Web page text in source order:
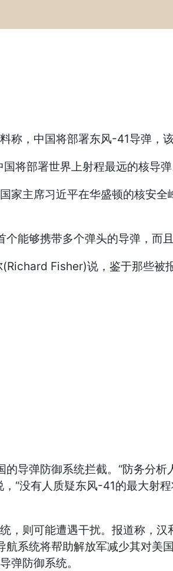
，中国将部署东风-41导弹，该
部署世界上射程最远的核导弹
主席习近平在华盛顿的核安全
够携带多个弹头的导弹，而且
Fisher)说，鉴于那些被
弹防御系统拦截。“防务分析
“没有人质疑东风-41的最大
则可能遭遇干扰。报道称，
系统将帮助解放军减少其对
弹防御系统。